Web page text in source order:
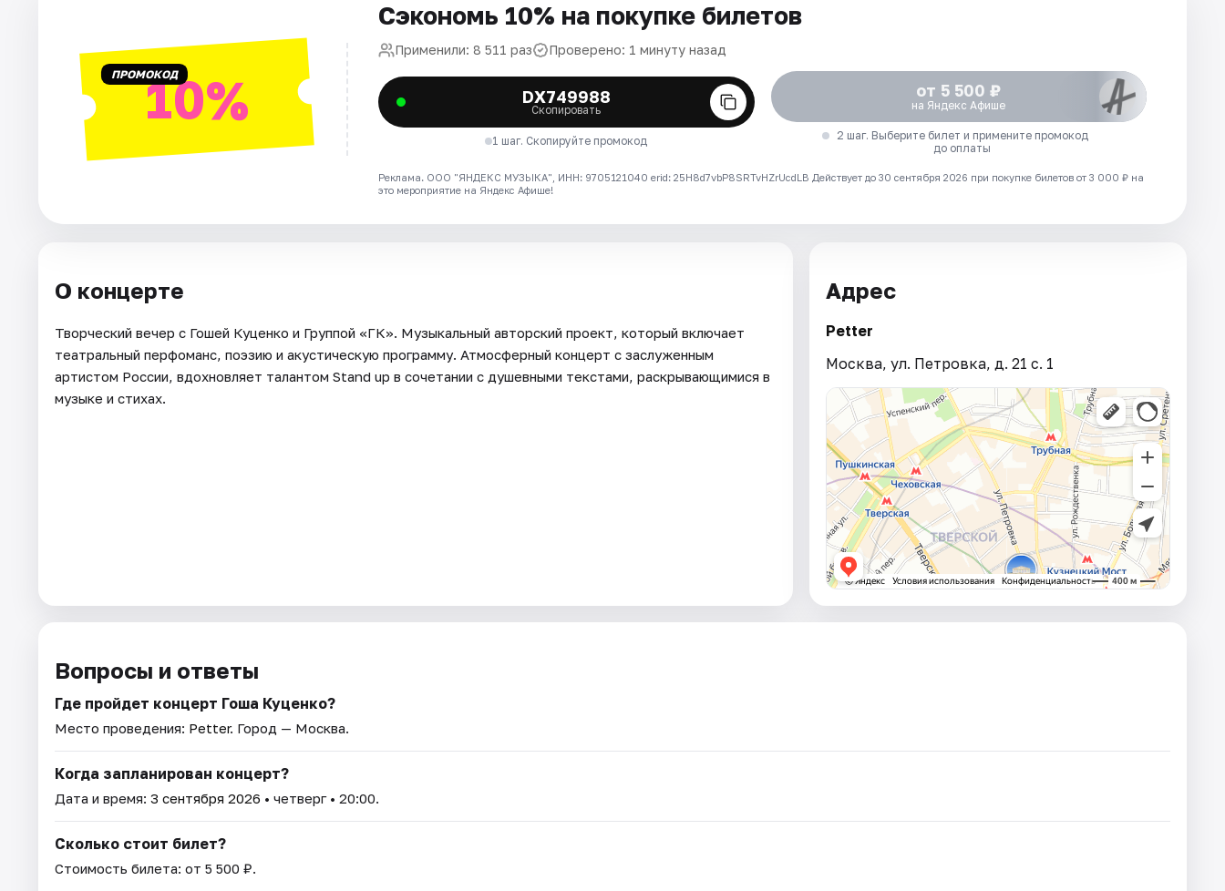
ПРОМОКОД10%
Сэкономь 10% на покупке билетов
Применили: 8 511 раз Проверено: 1 минуту назад
DX749988
Скопировать
1 шаг. Скопируйте промокод
от 5 500 ₽
на Яндекс Афише
2 шаг. Выберите билет и примените промокод
до оплаты
Реклама. ООО "ЯНДЕКС МУЗЫКА", ИНН: 9705121040 erid: 25H8d7vbP8SRTvHZrUcdLB Действует до 30 сентября 2026 при покупке билетов от 3 000 ₽ на
это мероприятие на Яндекс Афише!
О концерте
Творческий вечер с Гошей Куценко и Группой «ГК». Музыкальный авторский проект, который включает
театральный перфоманс, поэзию и акустическую программу. Атмосферный концерт с заслуженным
артистом России, вдохновляет талантом Stand up в сочетании с душевными текстами, раскрывающимися в
музыке и стихах.
Адрес
Petter
Москва, ул. Петровка, д. 21 с. 1
Вопросы и ответы
Где пройдет концерт Гоша Куценко?
Место проведения: Petter. Город — Москва.
Когда запланирован концерт?
Дата и время: 3 сентября 2026 • четверг • 20:00.
Сколько стоит билет?
Стоимость билета: от 5 500 ₽.